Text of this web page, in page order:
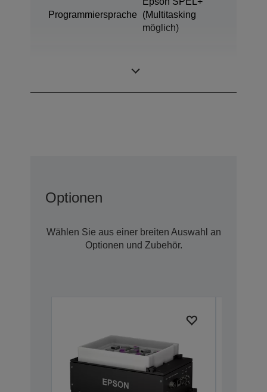
Programmiersprache
(Multitasking
möglich)
Optionen
Wählen Sie aus einer breiten Auswahl an
Optionen und Zubehör.